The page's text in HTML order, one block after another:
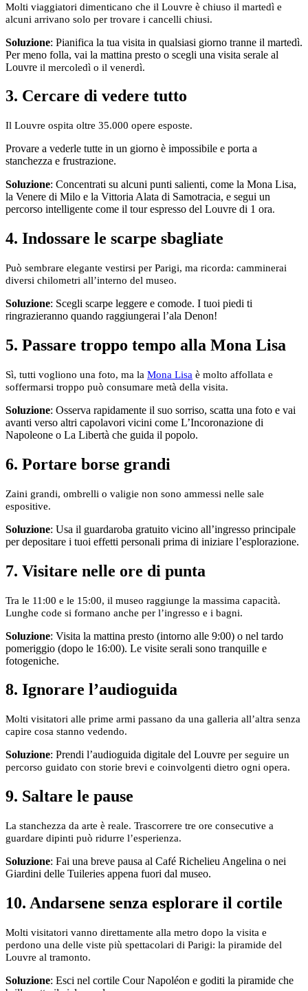
Molti viaggiatori dimenticano che il Louvre è chiuso il martedì e
alcuni arrivano solo per trovare i cancelli chiusi.
Soluzione: Pianifica la tua visita in qualsiasi giorno tranne il martedì.
Per meno folla, vai la mattina presto o scegli una visita serale al
Louvre il mercoledì o il venerdì.
3. Cercare di vedere tutto
Il Louvre ospita oltre 35.000 opere esposte.
Provare a vederle tutte in un giorno è impossibile e porta a
stanchezza e frustrazione.
Soluzione: Concentrati su alcuni punti salienti, come la Mona Lisa,
la Venere di Milo e la Vittoria Alata di Samotracia, e segui un
percorso intelligente come il tour espresso del Louvre di 1 ora.
4. Indossare le scarpe sbagliate
Può sembrare elegante vestirsi per Parigi, ma ricorda: camminerai
diversi chilometri all’interno del museo.
Soluzione: Scegli scarpe leggere e comode. I tuoi piedi ti
ringrazieranno quando raggiungerai l’ala Denon!
5. Passare troppo tempo alla Mona Lisa
Sì, tutti vogliono una foto, ma la Mona Lisa è molto affollata e
soffermarsi troppo può consumare metà della visita.
Soluzione: Osserva rapidamente il suo sorriso, scatta una foto e vai
avanti verso altri capolavori vicini come L’Incoronazione di
Napoleone o La Libertà che guida il popolo.
6. Portare borse grandi
Zaini grandi, ombrelli o valigie non sono ammessi nelle sale
espositive.
Soluzione: Usa il guardaroba gratuito vicino all’ingresso principale
per depositare i tuoi effetti personali prima di iniziare l’esplorazione.
7. Visitare nelle ore di punta
Tra le 11:00 e le 15:00, il museo raggiunge la massima capacità.
Lunghe code si formano anche per l’ingresso e i bagni.
Soluzione: Visita la mattina presto (intorno alle 9:00) o nel tardo
pomeriggio (dopo le 16:00). Le visite serali sono tranquille e
fotogeniche.
8. Ignorare l’audioguida
Molti visitatori alle prime armi passano da una galleria all’altra senza
capire cosa stanno vedendo.
Soluzione: Prendi l’audioguida digitale del Louvre per seguire un
percorso guidato con storie brevi e coinvolgenti dietro ogni opera.
9. Saltare le pause
La stanchezza da arte è reale. Trascorrere tre ore consecutive a
guardare dipinti può ridurre l’esperienza.
Soluzione: Fai una breve pausa al Café Richelieu Angelina o nei
Giardini delle Tuileries appena fuori dal museo.
10. Andarsene senza esplorare il cortile
Molti visitatori vanno direttamente alla metro dopo la visita e
perdono una delle viste più spettacolari di Parigi: la piramide del
Louvre al tramonto.
Soluzione: Esci nel cortile Cour Napoléon e goditi la piramide che